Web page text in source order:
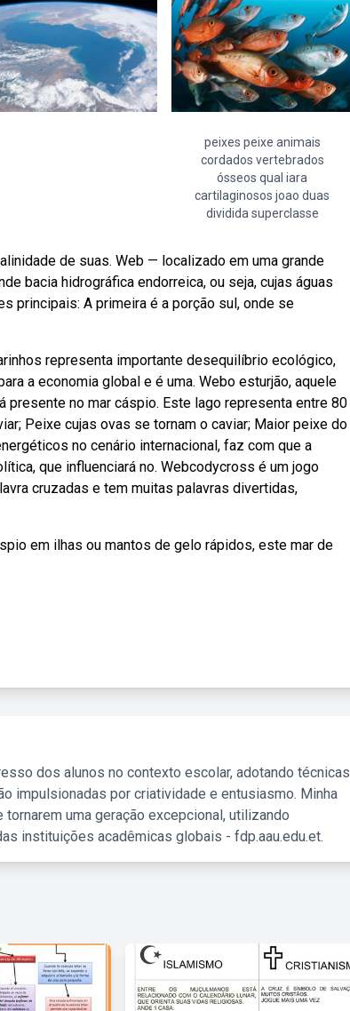
peixes peixe animais
cordados vertebrados
ósseos qual iara
cartilaginosos joao duas
dividida superclasse
de suas. Web — localizado em uma grande
bacia hidrográfica endorreica, ou seja, cujas águas
principais: A primeira é a porção sul, onde se
representa importante desequilíbrio ecológico,
a economia global e é uma. Webo esturjão, aquele
presente no mar cáspio. Este lago representa entre 80
Peixe cujas ovas se tornam o caviar; Maior peixe do
no cenário internacional, faz com que a
que influenciará no. Webcodycross é um jogo
cruzadas e tem muitas palavras divertidas,
em ilhas ou mantos de gelo rápidos, este mar de
dos alunos no contexto escolar, adotando técnicas
impulsionadas por criatividade e entusiasmo. Minha
uma geração excepcional, utilizando
instituições acadêmicas globais - fdp.aau.edu.et.